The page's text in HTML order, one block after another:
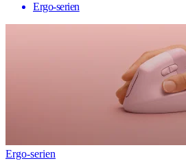
Ergo-serien
Ergo-serien